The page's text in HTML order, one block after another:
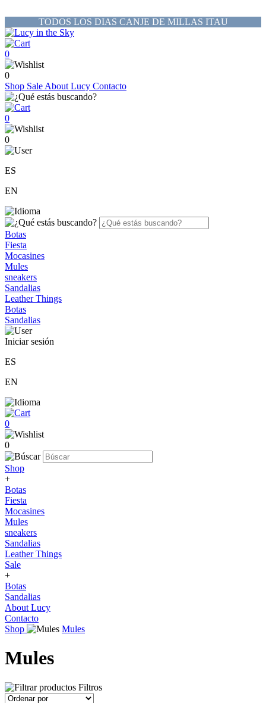
TODOS LOS DIAS CANJE DE MILLAS ITAU
0
0
Shop Sale About Lucy Contacto
0
0
ES
EN
Botas
Fiesta
Mocasines
Mules
sneakers
Sandalias
Leather Things
Botas
Sandalias
Iniciar sesión
ES
EN
0
0
Shop
+
Botas
Fiesta
Mocasines
Mules
sneakers
Sandalias
Leather Things
Sale
+
Botas
Sandalias
About Lucy
Contacto
Shop
Mules
Mules
Filtros